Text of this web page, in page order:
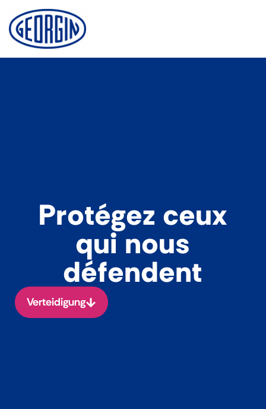
Cookie-Einstellungen
Protégez ceux
qui nous
défendent
Verteidigung